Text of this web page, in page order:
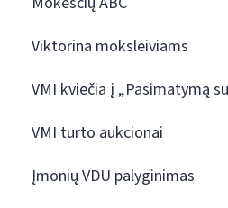
Viktorina moksleiviams
VMI kviečia į „Pasimatymą
VMI turto aukcionai
Įmonių VDU palyginimas